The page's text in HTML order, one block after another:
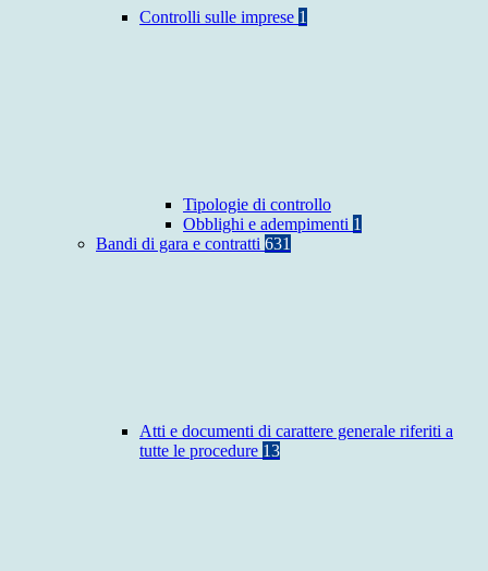
Controlli sulle imprese 1
Tipologie di controllo
Obblighi e adempimenti 1
Bandi di gara e contratti 631
Atti e documenti di carattere generale riferiti a
tutte le procedure 13